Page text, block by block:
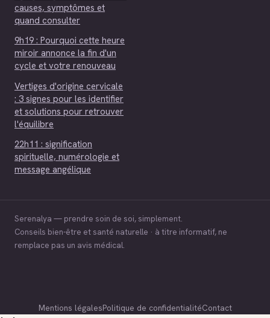
causes, symptômes et
quand consulter
9h19 : Pourquoi cette heure
miroir annonce la fin d'un
cycle et votre renouveau
Vertiges d'origine cervicale
: 3 signes pour les identifier
et solutions pour retrouver
l'équilibre
22h11 : signification
spirituelle, numérologie et
message angélique
Serenalya — prendre soin de soi, simplement.
Conseils bien-être et santé naturelle · à titre informatif, ne
remplace pas un avis médical.
Mentions légalesPolitique de confidentialitéContact